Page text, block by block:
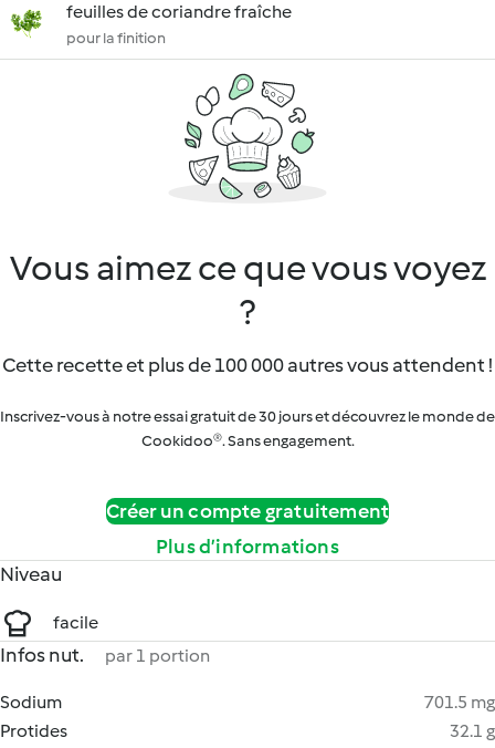
feuilles de coriandre fraîche
pour la finition
Vous aimez ce que vous voyez
?
Cette recette et plus de 100 000 autres vous attendent !
Inscrivez-vous à notre essai gratuit de 30 jours et découvrez le monde de
Cookidoo®. Sans engagement.
Créer un compte gratuitement
Plus d’informations
Niveau
facile
Infos nut. par 1 portion
Sodium
701.5 mg
Protides
32.1 g